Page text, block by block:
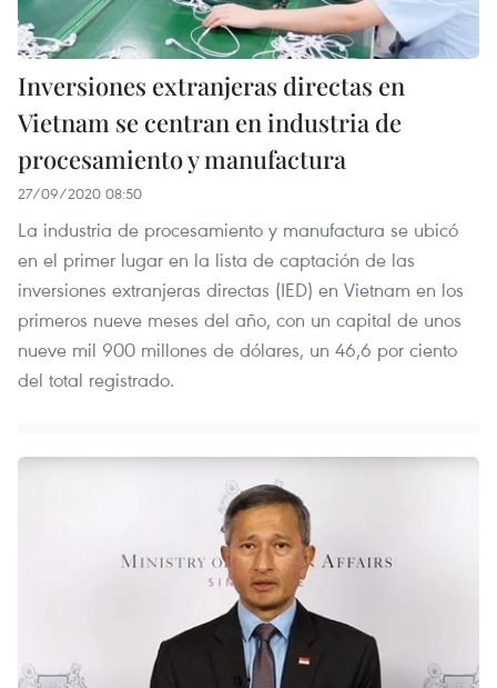
Inversiones extranjeras directas en
Vietnam se centran en industria de
procesamiento y manufactura
27/09/2020 08:50
La industria de procesamiento y manufactura se ubicó
en el primer lugar en la lista de captación de las
inversiones extranjeras directas (IED) en Vietnam en los
primeros nueve meses del año, con un capital de unos
nueve mil 900 millones de dólares, un 46,6 por ciento
del total registrado.